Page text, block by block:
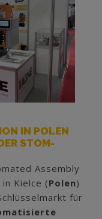
IN POLEN
STOM-
Assembly
in Kielce (Polen)
für